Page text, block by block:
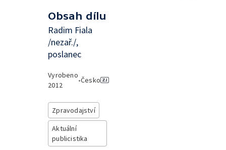
Obsah dílu
Radim Fiala
/nezař./,
poslanec
Vyrobeno
2012
•Česko
Zpravodajství
Aktuální
publicistika